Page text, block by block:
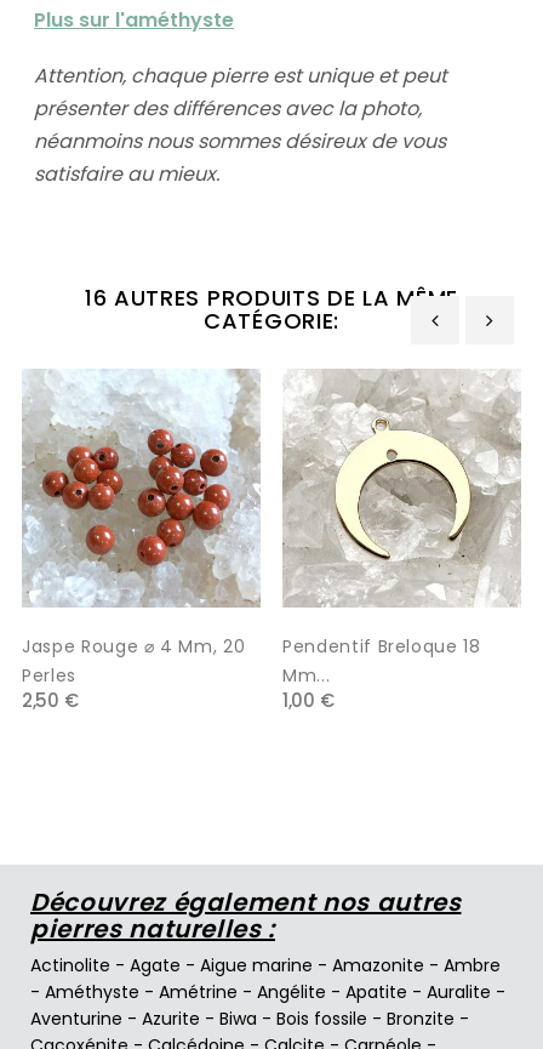
Plus sur l'améthyste
Attention, chaque pierre est unique et peut
présenter des différences avec la photo,
néanmoins nous sommes désireux de vous
satisfaire au mieux.
16 AUTRES PRODUITS DE LA MÊME
CATÉGORIE:
Jaspe Rouge ⌀ 4 Mm, 20
Perles
2,50 €
Pendentif Breloque 18
Mm...
1,00 €
‹ ›
Découvrez également nos autres
pierres naturelles :
Actinolite - Agate - Aigue marine - Amazonite - Ambre
- Améthyste - Amétrine - Angélite - Apatite - Auralite -
Aventurine - Azurite - Biwa - Bois fossile - Bronzite -